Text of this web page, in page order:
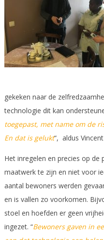
gekeken naar de
technologie dit kan
toegepast, met name om de
En dat is gelukt“, aldus
Het inregelen en precies op
maatwerk te zijn en niet voor
aantal bewoners werden
en is vallen zo voorkomen.
stoel en hoefden er geen
ingezet. “Bewoners gaven in